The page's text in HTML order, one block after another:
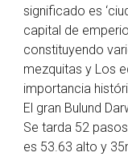
significado es
capital de
constituyendo
mezquitas y Los
importancia
El gran Bulund
Se tarda 52
es 53.63 alto y